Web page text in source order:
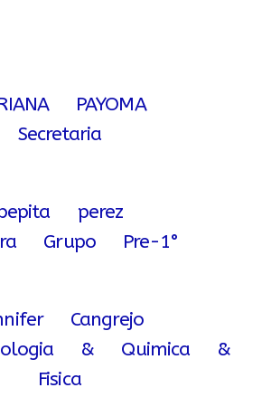
PAYOMA
Secretaria
perez
Grupo Pre-1°
Cangrejo
& Quimica &
Fisica